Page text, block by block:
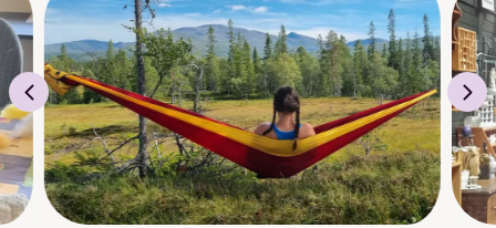
Skape noe for andre
Synes du noe av dette høres spennende ut? Da kan
dette være linja for deg!
Sjekk oss ut på Instagram:@pedermorsetfhs_diy